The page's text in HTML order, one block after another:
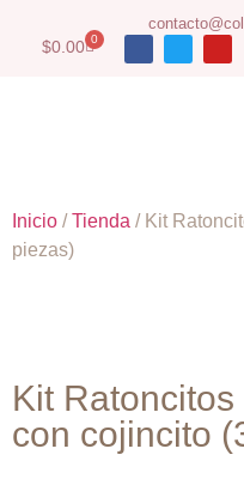
$0.00 0
Inicio /Tienda / Kit
piezas)
Kit
con cojincito